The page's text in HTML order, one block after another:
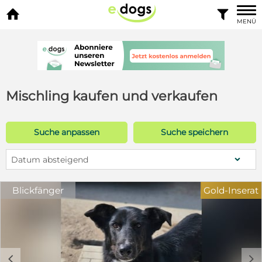
 
MENÜ
Mischling kaufen und verkaufen
Suche anpassen Suche speichern
Datum absteigend
Blickfänger
c d
Gold-Inserat